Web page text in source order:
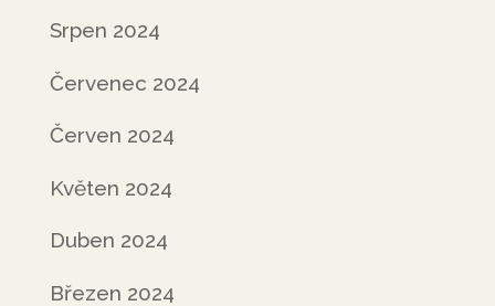
Srpen 2024
Červenec 2024
Červen 2024
Květen 2024
Duben 2024
Březen 2024